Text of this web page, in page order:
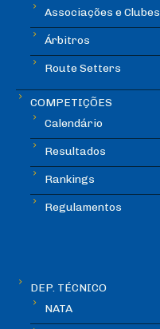
Associações e Clubes
Árbitros
Route Setters
COMPETIÇÕES
Calendário
Resultados
Rankings
Regulamentos
DEP. TÉCNICO
NATA